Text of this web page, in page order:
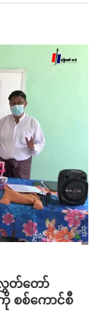
တ်တော်
စစ်ကောင်စီ